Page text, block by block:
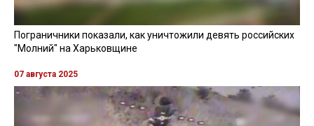
Пограничники показали, как уничтожили девять российских
"Молний" на Харьковщине
07 августа 2025